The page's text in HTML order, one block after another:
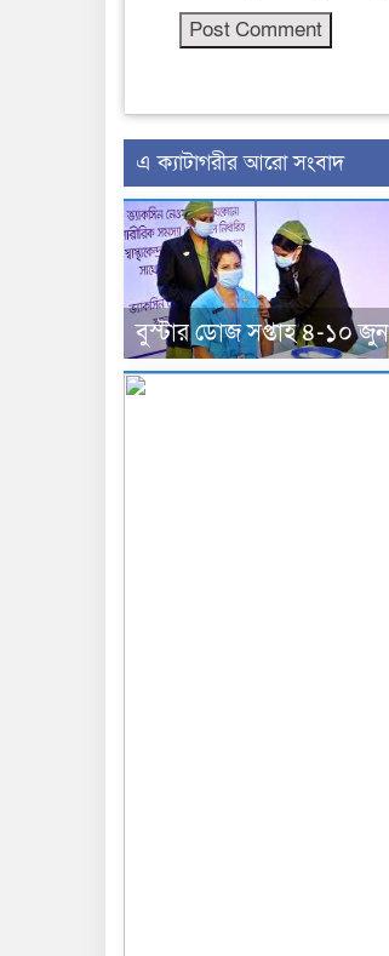
এ ক্যাটাগরীর আরো সংবাদ
বুস্টার ডোজ সপ্তাহ ৪-১০ জুন